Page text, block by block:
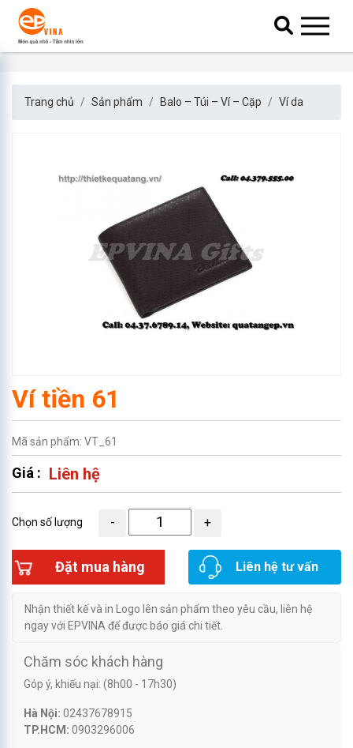
Trang chủ Sản phẩm Balo – Túi – Ví – Cặp Ví da
Ví tiền 61
Mã sản phẩm: VT_61
Giá : Liên hệ
Chọn số lượng
Đặt mua hàng Liên hệ tư vấn
Nhận thiết kế và in Logo lên sản phẩm theo yêu cầu, liên hệ
ngay với EPVINA để được báo giá chi tiết.
Chăm sóc khách hàng
Góp ý, khiếu nại: (8h00 - 17h30)
Hà Nội: 02437678915
TP.HCM: 0903296006